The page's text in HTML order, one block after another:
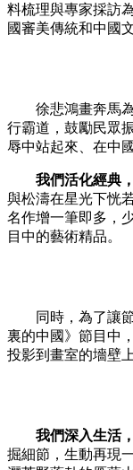
料梳理與專家採訪
國審美傳統和中國
徐悲鴻畫奔馬為
行霸道，鼓勵民眾
辱中站起來、在中
我們活化經典
與松濤在星光下恍
名作增一筆即多，
目中的藝術精品。
同時，為了讓節
裏的中國》節目中
投影到畫室的墻壁
我們深入生活
掘細節，生動再現